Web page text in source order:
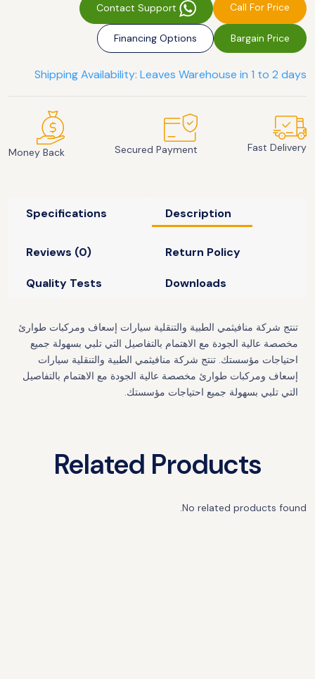
Call For Price
Bargain Price
Financing Options
Shipping Availability: Leaves Warehouse in 1 to 2 days
Fast Delivery
Secured Payment
Money Back
Description
Specifications
Return Policy
Reviews (0)
Downloads
Quality Tests
تنتج شركة منافيثمي الطبية والتنقلية سيارات إسعاف ومركبات طوارئ
مخصصة عالية الجودة مع الاهتمام بالتفاصيل التي تلبي بسهولة جميع
احتياجات مؤسستك. تنتج شركة منافيثمي الطبية والتنقلية سيارات
إسعاف ومركبات طوارئ مخصصة عالية الجودة مع الاهتمام بالتفاصيل
التي تلبي بسهولة جميع احتياجات مؤسستك.
Related Products
No related products found.